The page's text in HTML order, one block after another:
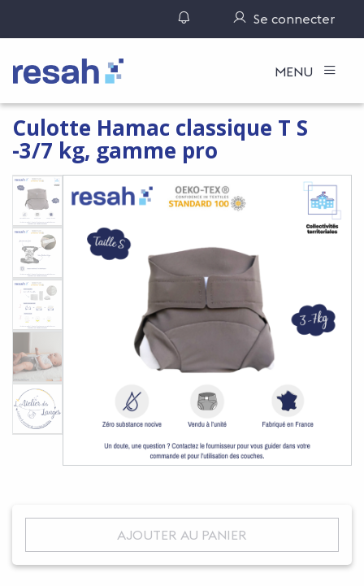
Gérer ses notifications
Se connecter
Logo Resah MENU
Culotte Hamac classique T S
-3/7 kg, gamme pro
AJOUTER AU PANIER